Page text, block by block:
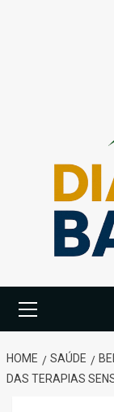
Menu
HOME SAÚDE
DAS TERAPIAS